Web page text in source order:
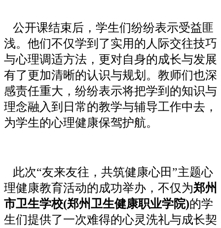
公开课结束后，学生们纷纷表示受益匪
浅。他们不仅学到了实用的人际交往技巧
与心理调适方法，更对自身的成长与发展
有了更加清晰的认识与规划。教师们也深
感责任重大，纷纷表示将把学到的知识与
理念融入到日常的教学与辅导工作中去，
为学生的心理健康保驾护航。
此次“友来友往，共筑健康心田”主题心
理健康教育活动的成功举办，不仅为郑州
市卫生学校(郑州卫生健康职业学院)的学
生们提供了一次难得的心灵洗礼与成长契